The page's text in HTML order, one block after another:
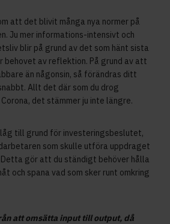
att det blivit många nya normer på
Ju mer informations-intensivt och
blir på grund av det som hänt sista
behovet av reflektion. På grund av att
än någonsin, så förändras ditt
Allt det där som du drog
det stämmer ju inte längre.
låg till grund för investeringsbeslutet,
som skulle utföra uppdraget
gör att du ständigt behöver hålla
och spana vad som sker runt omkring
att omsätta input till output, då